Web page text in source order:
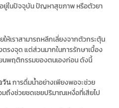
ยู่ในปัจจุบัน ปัญหาสุขภาพ หรือตัวยา
ห้เราสามารถหลีกเลี่ยงจากตัวกระตุ้น
รงจุด แต่ส่วนมากในการรักษาเบื้อง
นพฤติกรรมของตนเองก่อน ดังนี้
วันการดื่มน้ำอย่างเพียงพอจะช่วย
มถึงช่วยชดเชยปริมาณเหงื่อที่เสียไป